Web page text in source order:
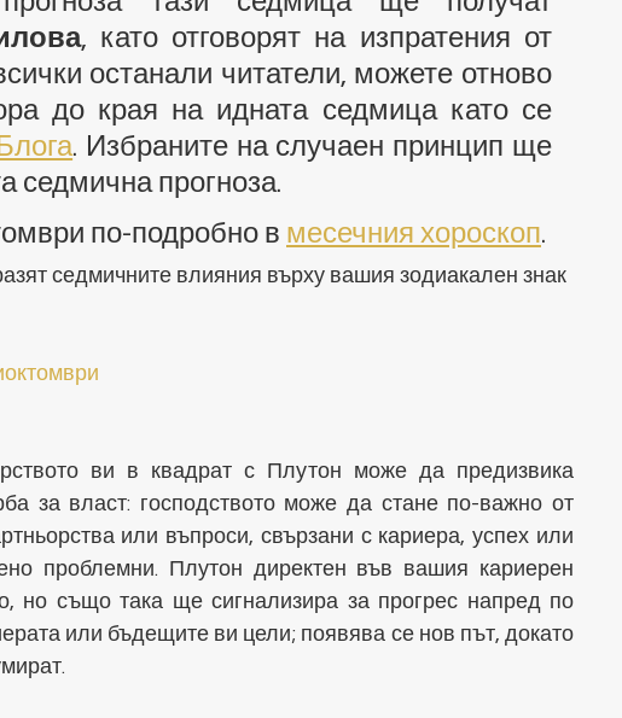
, като отговорят на изпратения от
останали читатели, можете отново
до края на идната седмица като се
Блога. Избраните на случаен принцип ще
седмична прогноза.
по-подробно в месечния хороскоп.
седмичните влияния върху вашия зодиакален знак
ви в квадрат с Плутон може да предизвика
за власт: господството може да стане по-важно от
или въпроси, свързани с кариера, успех или
проблемни. Плутон директен във вашия кариерен
но също така ще сигнализира за прогрес напред по
или бъдещите ви цели; появява се нов път, докато